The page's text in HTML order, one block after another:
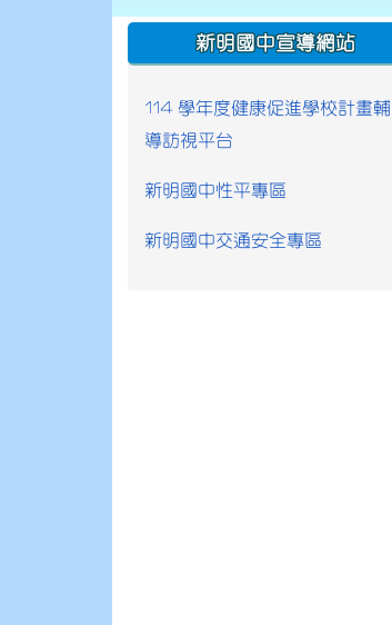
:::
新明國中宣導網站
114 學年度健康促進學校計畫輔
導訪視平台
新明國中性平專區
新明國中交通安全專區